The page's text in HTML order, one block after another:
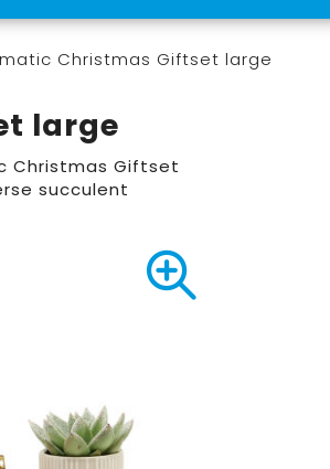
Christmas Giftset large
large
Christmas Giftset
succulent